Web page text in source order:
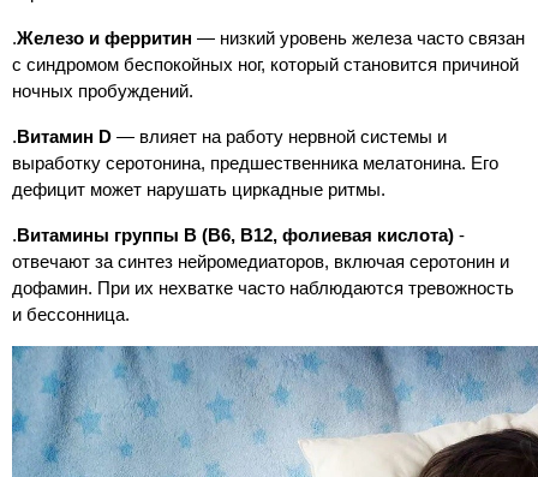
.Железо и ферритин — низкий уровень железа часто связан
с синдромом беспокойных ног, который становится причиной
ночных пробуждений.
. Витамин D — влияет на работу нервной системы и
выработку серотонина, предшественника мелатонина. Его
дефицит может нарушать циркадные ритмы.
. Витамины группы B (B6, B12, фолиевая кислота) -
отвечают за синтез нейромедиаторов, включая серотонин и
дофамин. При их нехватке часто наблюдаются тревожность
и бессонница.